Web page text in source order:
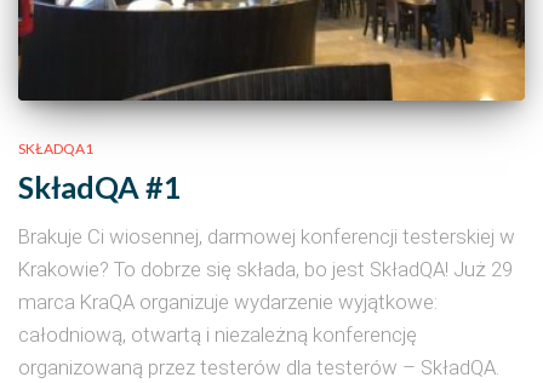
SKŁADQA1
SkładQA #1
Brakuje Ci wiosennej, darmowej konferencji testerskiej w
Krakowie? To dobrze się składa, bo jest SkładQA! Już 29
marca KraQA organizuje wydarzenie wyjątkowe:
całodniową, otwartą i niezależną konferencję
organizowaną przez testerów dla testerów – SkładQA.